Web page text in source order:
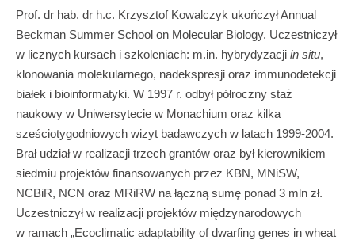
Prof. dr hab. dr h.c. Krzysztof Kowalczyk ukończył Annual
Beckman Summer School on Molecular Biology. Uczestniczył
w licznych kursach i szkoleniach: m.in. hybrydyzacji in situ,
klonowania molekularnego, nadekspresji oraz immunodetekcji
białek i bioinformatyki. W 1997 r. odbył półroczny staż
naukowy w Uniwersytecie w Monachium oraz kilka
sześciotygodniowych wizyt badawczych w latach 1999-2004.
Brał udział w realizacji trzech grantów oraz był kierownikiem
siedmiu projektów finansowanych przez KBN, MNiSW,
NCBiR, NCN oraz MRiRW na łączną sumę ponad 3 mln zł.
Uczestniczył w realizacji projektów międzynarodowych
w ramach „Ecoclimatic adaptability of dwarfing genes in wheat